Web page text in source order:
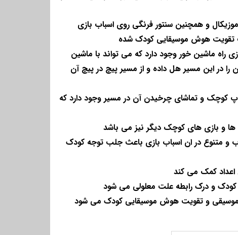
و همچنین سنتور فرنگی روی اسباب بازی
تقویت هوش موسیقایی کودک شده
راه ماشین خور وجود دارد که می تواند با ماشین
در این مسیر هل داده و از مسیر پیچ در پیچ آن
کوچک و تماشای چرخیدن آن در مسیر وجود دارد که
ها و بازی های کوچک دیگر نیز می باشد
و متنوع در ان اسباب بازی باعث جلب توجه کودک
اعداد کمک می کند
و درک رابطه علت معلولی می شود
موسیقی و تقویت هوش موسیقایی کودک می شود